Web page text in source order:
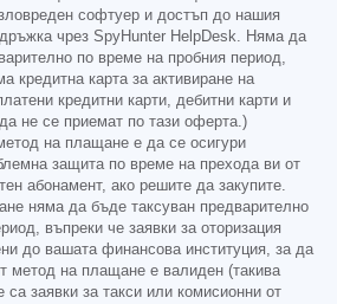
софтуер и достъп до нашия
чрез SpyHunter HelpDesk. Няма да
по време на пробния период,
кредитна карта за активиране на
кредитни карти, дебитни карти и
не се приемат по тази оферта.)
на плащане е да се осигури
защита по време на прехода ви от
абонамент, ако решите да закупите.
няма да бъде таксуван предварително
въпреки че заявки за оторизация
до вашата финансова институция, за да
метод на плащане е валиден (такива
са заявки за такси или комисионни от